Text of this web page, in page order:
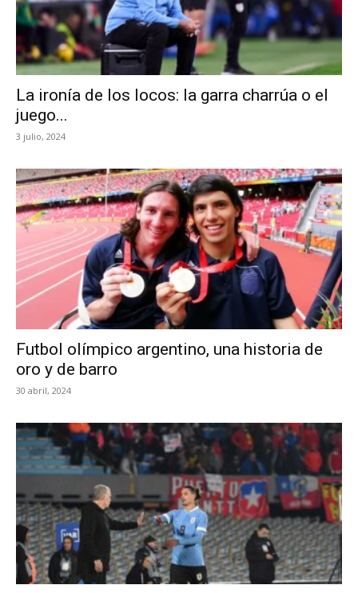
La ironía de los locos: la garra charrúa o el
juego...
3 julio, 2024
Futbol olímpico argentino, una historia de
oro y de barro
30 abril, 2024